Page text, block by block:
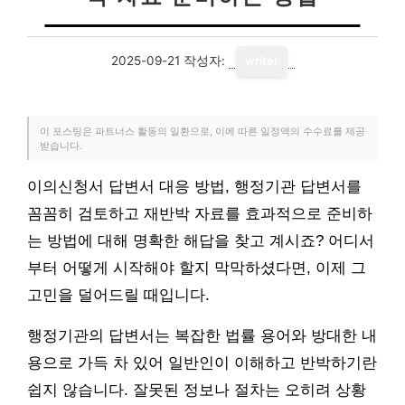
2025-09-21 작성자:
이 포스팅은 파트너스 활동의 일환으로, 이에 따른 일정액의 수수료를 제공
받습니다.
이의신청서 답변서 대응 방법, 행정기관 답변서를
꼼꼼히 검토하고 재반박 자료를 효과적으로 준비하
는 방법에 대해 명확한 해답을 찾고 계시죠? 어디서
부터 어떻게 시작해야 할지 막막하셨다면, 이제 그
고민을 덜어드릴 때입니다.
행정기관의 답변서는 복잡한 법률 용어와 방대한 내
용으로 가득 차 있어 일반인이 이해하고 반박하기란
쉽지 않습니다. 잘못된 정보나 절차는 오히려 상황